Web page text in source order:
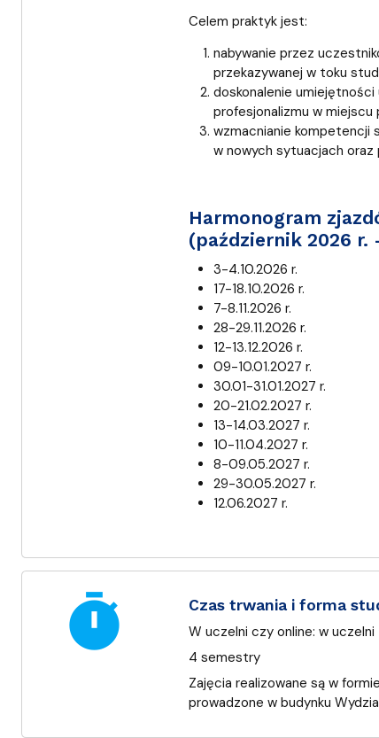
Celem praktyk jest:
nabywanie przez
przekazywanej w toku
doskonalenie umiejętności
profesjonalizmu w miejscu
wzmacnianie kompetencji
w nowych sytuacjach oraz
Harmonogram
(październik 2026
3-4.10.2026 r.
17-18.10.2026 r.
7-8.11.2026 r.
28-29.11.2026 r.
12-13.12.2026 r.
09-10.01.2027 r.
30.01-31.01.2027 r.
20-21.02.2027 r.
13-14.03.2027 r.
10-11.04.2027 r.
8-09.05.2027 r.
29-30.05.2027 r.
12.06.2027 r.
timer
Czas trwania i forma
W uczelni czy online: w uczelni
4 semestry
Zajęcia realizowane są w
prowadzone w budynku